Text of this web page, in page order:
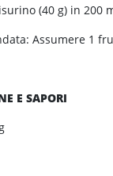
(40 g) in 200
Assumere 1
E SAPORI